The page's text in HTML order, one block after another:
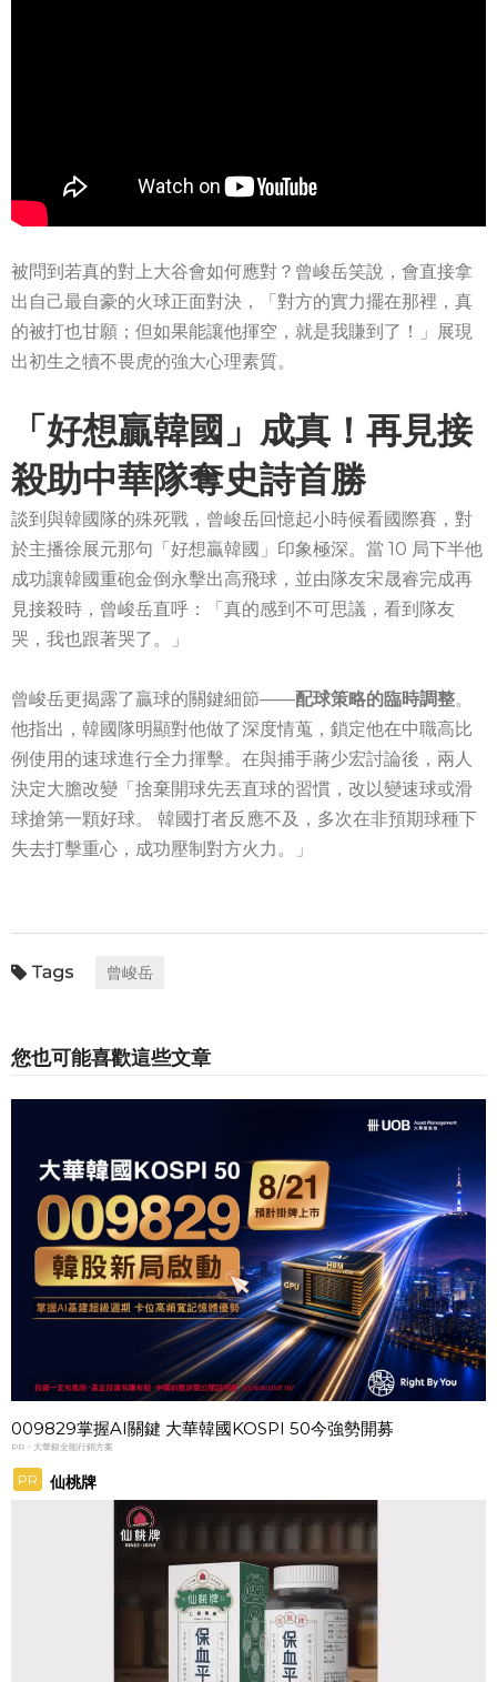
被問到若真的對上大谷會如何應對？曾峻岳笑說，會直接拿
出自己最自豪的火球正面對決，「對方的實力擺在那裡，真
的被打也甘願；但如果能讓他揮空，就是我賺到了！」展現
出初生之犢不畏虎的強大心理素質。
「好想贏韓國」成真！再見接
殺助中華隊奪史詩首勝
談到與韓國隊的殊死戰，曾峻岳回憶起小時候看國際賽，對
於主播徐展元那句「好想贏韓國」印象極深。當 10 局下半他
成功讓韓國重砲金倒永擊出高飛球，並由隊友宋晟睿完成再
見接殺時，曾峻岳直呼：「真的感到不可思議，看到隊友
哭，我也跟著哭了。」
曾峻岳更揭露了贏球的關鍵細節——配球策略的臨時調整。
他指出，韓國隊明顯對他做了深度情蒐，鎖定他在中職高比
例使用的速球進行全力揮擊。在與捕手蔣少宏討論後，兩人
決定大膽改變「捨棄開球先丟直球的習慣，改以變速球或滑
球搶第一顆好球。 韓國打者反應不及，多次在非預期球種下
失去打擊重心，成功壓制對方火力。」
曾峻岳
您也可能喜歡這些文章
009829掌握AI關鍵 大華韓國KOSPI 50今強勢開募
PR・大華銀全能行銷方案
PR 仙桃牌